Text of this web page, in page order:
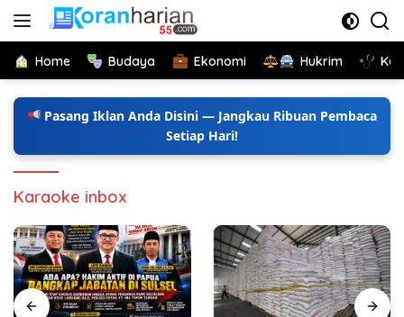
Langsung
Home Budaya Ekonomi Hukrim
Pasang Iklan Anda Disini — Jangkau Ribuan Pembaca
Setiap Hari!
Karaoke inbox